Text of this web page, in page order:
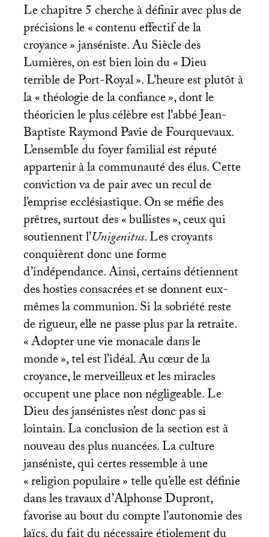
Le chapitre 5 cherche à définir avec plus de
précisions le «contenu effectif de la
croyance» janséniste. Au Siècle des
Lumières, on est bien loin du «Dieu
terrible de Port-Royal». L’heure est plutôt à
la «théologie de la confiance», dont le
théoricien le plus célèbre est l’abbé Jean-
Baptiste Raymond Pavie de Fourquevaux.
L’ensemble du foyer familial est réputé
appartenir à la communauté des élus. Cette
conviction va de pair avec un recul de
l’emprise ecclésiastique. On se méfie des
prêtres, surtout des «bullistes», ceux qui
soutiennent l’Unigenitus. Les croyants
conquièrent donc une forme
d’indépendance. Ainsi, certains détiennent
des hosties consacrées et se donnent eux-
mêmes la communion. Si la sobriété reste
de rigueur, elle ne passe plus par la retraite.
«Adopter une vie monacale dans le
monde», tel est l’idéal. Au cœur de la
croyance, le merveilleux et les miracles
occupent une place non négligeable. Le
Dieu des jansénistes n’est donc pas si
lointain. La conclusion de la section est à
nouveau des plus nuancées. La culture
janséniste, qui certes ressemble à une
«religion populaire» telle qu’elle est définie
dans les travaux d’Alphonse Dupront,
favorise au bout du compte l’autonomie des